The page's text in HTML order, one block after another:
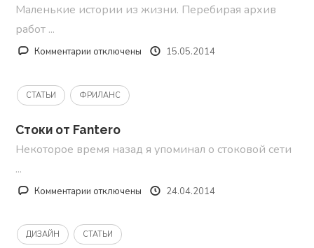
они
Маленькие истории из жизни. Перебирая архив
работ ...
Комментариик
Peak
of
ashfall
отключены 15.05.2014
СТАТЬИ ФРИЛАНС
Стоки от Fantero
Некоторое время назад я упоминал о стоковой сети
...
Комментариик
от
отключены 24.04.2014
ДИЗАЙН СТАТЬИ